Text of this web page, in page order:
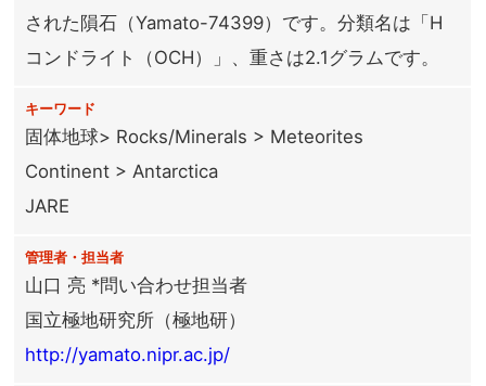
された隕石（Yamato-74399）です。分類名は「H
コンドライト（OCH）」、重さは2.1グラムです。
キーワード
固体地球> Rocks/Minerals > Meteorites
Continent > Antarctica
JARE
管理者・担当者
山口 亮 *問い合わせ担当者
国立極地研究所（極地研）
http://yamato.nipr.ac.jp/